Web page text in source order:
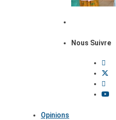
Nous Suivre
Opinions